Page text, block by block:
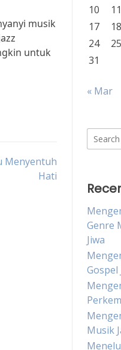
musik
untuk
Menyentuh
Hati
10
11
17
18
24
25
31
« Mar
Search
for:
Genre
Jiwa
Gospel
Musik